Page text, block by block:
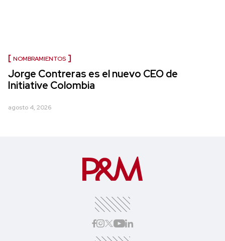
NOMBRAMIENTOS
Jorge Contreras es el nuevo CEO de
Initiative Colombia
agosto 4, 2026